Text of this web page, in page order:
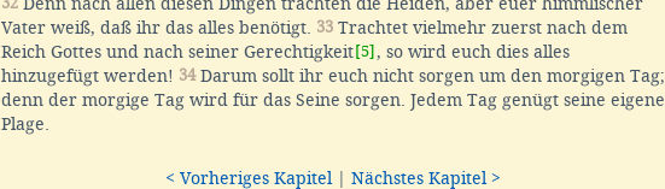
Vater weiß, daß ihr das alles benötigt. 33 Trachtet vielmehr zuerst nach dem
Reich Gottes und nach seiner Gerechtigkeit[5], so wird euch dies alles
hinzugefügt werden! 34Darum sollt ihr euch nicht sorgen um den morgigen Tag;
denn der morgige Tag wird für das Seine sorgen. Jedem Tag genügt seine eigene
Plage.
< Vorheriges Kapitel Nächstes Kapitel >